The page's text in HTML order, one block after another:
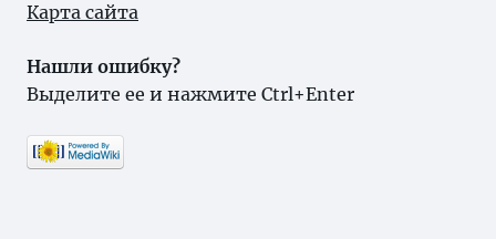
Карта сайта
Нашли ошибку?
Выделите ее и нажмите Ctrl+Enter